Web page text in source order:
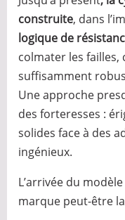
construite, dans
logique de
colmater les failles,
suffisamment
Une approche
des forteresses :
solides face à des
ingénieux.
L’arrivée du modèle
marque peut-être